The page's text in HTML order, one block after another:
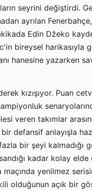
seyrini değiştirdi.
ayrılan
Edin Džeko
bireysel harikasıyla
hanesine yazarken
kızışıyor. Puan
veren takımlar
defansif anlayışla
bir şeyi kalmadığı
kadar kolay
yenilmez
olduğunun açık bir